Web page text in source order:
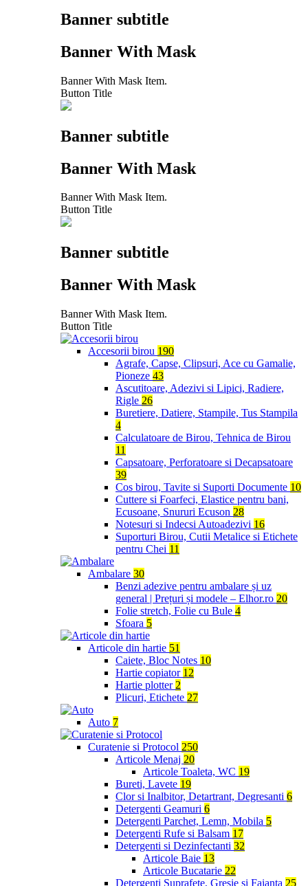
Banner subtitle
Banner With Mask
Banner With Mask Item.
Button Title
Banner subtitle
Banner With Mask
Banner With Mask Item.
Button Title
Banner subtitle
Banner With Mask
Banner With Mask Item.
Button Title
Accesorii birou 190
Agrafe, Capse, Clipsuri, Ace cu Gamalie,
Pioneze 43
Ascutitoare, Adezivi si Lipici, Radiere,
Rigle 26
Buretiere, Datiere, Stampile, Tus Stampila
4
Calculatoare de Birou, Tehnica de Birou
11
Capsatoare, Perforatoare si Decapsatoare
39
Cos birou, Tavite si Suporti Documente 10
Cuttere si Foarfeci, Elastice pentru bani,
Ecusoane, Snururi Ecuson 28
Notesuri si Indecsi Autoadezivi 16
Suporturi Birou, Cutii Metalice si Etichete
pentru Chei 11
Ambalare 30
Benzi adezive pentru ambalare și uz
general | Prețuri și modele – Elhor.ro 20
Folie stretch, Folie cu Bule 4
Sfoara 5
Articole din hartie 51
Caiete, Bloc Notes 10
Hartie copiator 12
Hartie plotter 2
Plicuri, Etichete 27
Auto 7
Curatenie si Protocol 250
Articole Menaj 20
Articole Toaleta, WC 19
Bureti, Lavete 19
Clor si Inalbitor, Detartrant, Degresanti 6
Detergenti Geamuri 6
Detergenti Parchet, Lemn, Mobila 5
Detergenti Rufe si Balsam 17
Detergenti si Dezinfectanti 32
Articole Baie 13
Articole Bucatarie 22
Detergenti Suprafete, Gresie si Faianta 25